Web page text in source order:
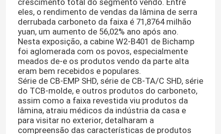
eles, o rendimento de vendas da lâmina de serra
derrubada carboneto da faixa é 71,8764 milhão
yuan, um aumento de 56,02% ano após ano.
Nesta exposição, a cabine W2-B401 de Bichamp
foi aglomerada com os povos, especialmente
meados de-e os produtos vendo da parte alta
eram bem recebidos e populares.
Série de CB-EMP SHD, série de CB-TA/C SHD, série
do TCB-molde, e outros produtos do carboneto,
assim como a faixa revestida viu produtos da
lâmina, atraiu médicos da indústria da casa e
para visitar no exterior, detalharam a
compreensão das características de produtos